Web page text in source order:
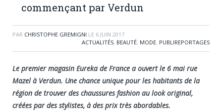
commençant par Verdun
PAR CHRISTOPHE GREMIGNI LE 6 JUIN 2017
ACTUALITÉS, BEAUTÉ, MODE, PUBLIREPORTAGES
Le premier magasin Eureka de France a ouvert le 6 mai rue
Mazel à Verdun. Une chance unique pour les habitants de la
région de trouver des chaussures fashion au look original,
créées par des stylistes, à des prix très abordables.